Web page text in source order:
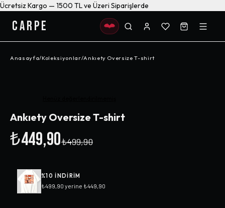
Ücretsiz Kargo — 1500 TL ve Üzeri Siparişlerde
CARPE
Anasayfa/Koleksiyonlar/Ankıety Oversize T-shirt
Ankıety Oversize T-shirt
₺449,90₺499,90
%10 INDIRIM
₺499,90 yerine ₺449,90